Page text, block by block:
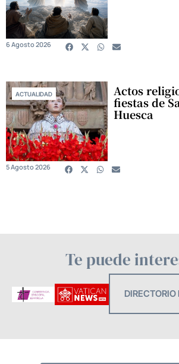
6 Agosto 2026
ACTUALIDAD Actos
fiestas de
Huesca
5 Agosto 2026
Te puede
DIRECTORIO